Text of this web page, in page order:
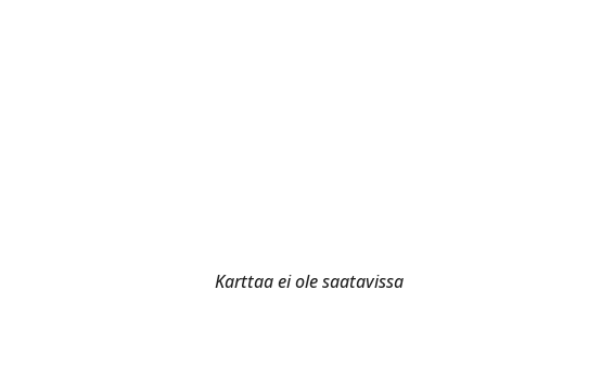
Karttaa ei ole saatavissa